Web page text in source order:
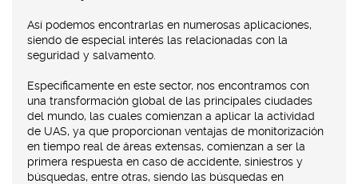
Así podemos encontrarlas en numerosas aplicaciones,
siendo de especial interés las relacionadas con la
seguridad y salvamento.
Específicamente en este sector, nos encontramos con
una transformación global de las principales ciudades
del mundo, las cuales comienzan a aplicar la actividad
de UAS, ya que proporcionan ventajas de monitorización
en tiempo real de áreas extensas, comienzan a ser la
primera respuesta en caso de accidente, siniestros y
búsquedas, entre otras, siendo las búsquedas en